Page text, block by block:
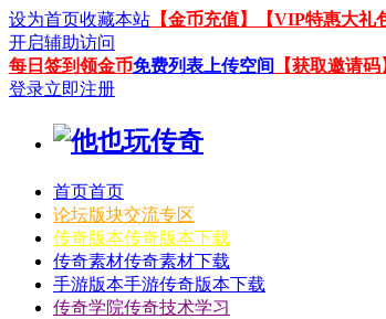
设为首页收藏本站 【金币充值】
【VIP特惠大礼
开启辅助访问
每日签到领金币免费列表上传空间
【获取邀请码
登录立即注册
首页首页
论坛版块交流专区
传奇版本传奇版本下载
传奇素材传奇素材下载
手游版本手游传奇版本下载
传奇学院传奇技术学习